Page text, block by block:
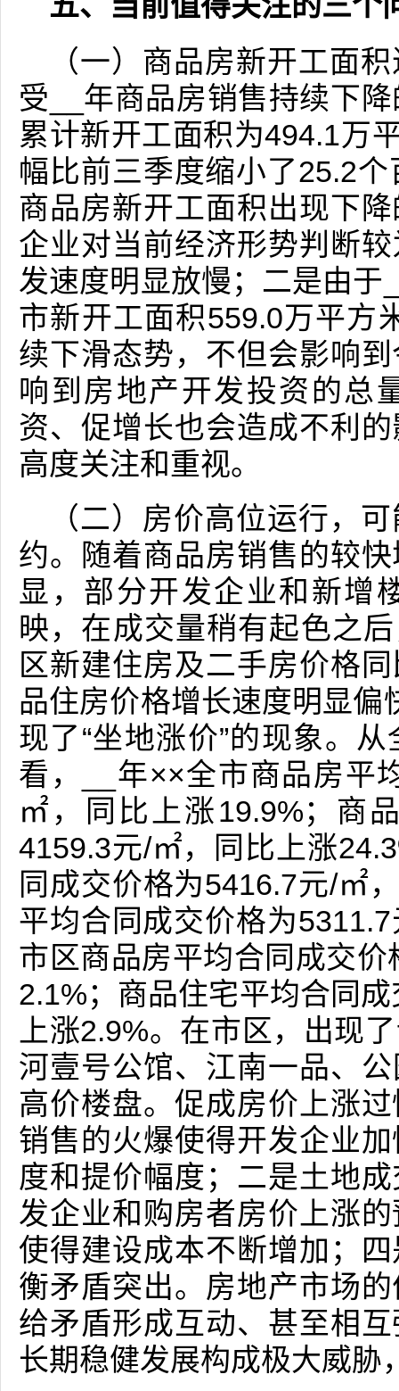
（一）商品房新开工面
受__年商品房销售持续下
累计新开工面积为494.1万
幅比前三季度缩小了25.2
商品房新开工面积出现下
企业对当前经济形势判断
发速度明显放慢；二是由于
市新开工面积559.0万平方
续下滑态势，不但会影响
响到房地产开发投资的总
资、促增长也会造成不利
高度关注和重视。
（二）房价高位运行，
约。随着商品房销售的较
显，部分开发企业和新增
映，在成交量稍有起色之
区新建住房及二手房价格
品住房价格增长速度明显
现了“坐地涨价”的现象。
看，__年××全市商品房平
㎡，同比上涨19.9%；商
4159.3元/㎡，同比上涨
同成交价格为5416.7元/㎡
平均合同成交价格为
市区商品房平均合同成交
2.1%；商品住宅平均合同
上涨2.9%。在市区，出现
河壹号公馆、江南一品、
高价楼盘。促成房价上涨
销售的火爆使得开发企业
度和提价幅度；二是土地
发企业和购房者房价上涨
使得建设成本不断增加；
衡矛盾突出。房地产市场
给矛盾形成互动、甚至相
长期稳健发展构成极大威胁